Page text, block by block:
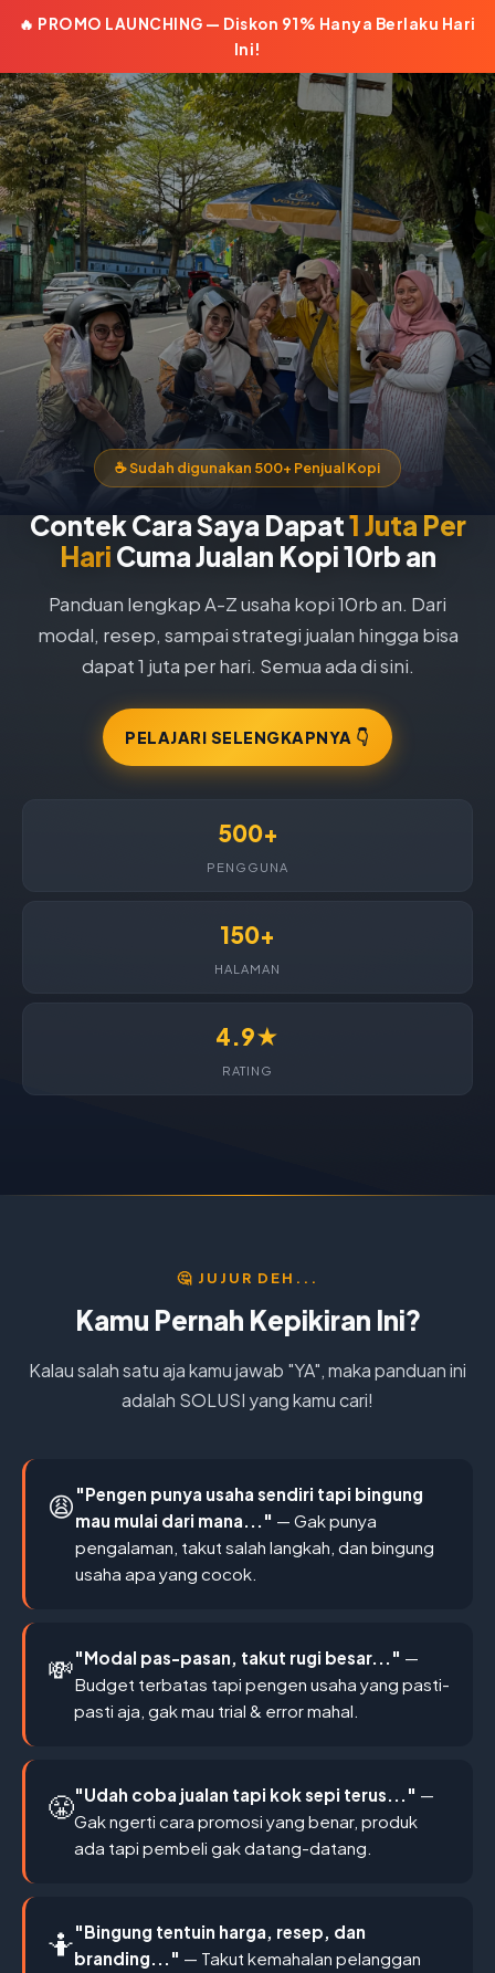
🔥 PROMO LAUNCHING — Diskon 91% Hanya Berlaku Hari
Ini!
☕ Sudah digunakan 500+ Penjual Kopi
Contek Cara Saya Dapat1 Juta Per
Hari Cuma Jualan Kopi 10rb an
Panduan lengkap A-Z usaha kopi 10rb an. Dari
modal, resep, sampai strategi jualan hingga bisa
dapat 1 juta per hari. Semua ada di sini.
PELAJARI SELENGKAPNYA 👇
500+
PENGGUNA
150+
HALAMAN
4.9★
RATING
🤔 JUJUR DEH...
Kamu Pernah Kepikiran Ini?
Kalau salah satu aja kamu jawab "YA", maka panduan ini
adalah SOLUSI yang kamu cari!
😩 "Pengen punya usaha sendiri tapi bingung
mau mulai dari mana..." — Gak punya
pengalaman, takut salah langkah, dan bingung
usaha apa yang cocok.
💸"Modal pas-pasan, takut rugi besar..." —
Budget terbatas tapi pengen usaha yang pasti-
pasti aja, gak mau trial & error mahal.
😤"Udah coba jualan tapi kok sepi terus..." —
Gak ngerti cara promosi yang benar, produk
ada tapi pembeli gak datang-datang.
🤷"Bingung tentuin harga, resep, dan
branding..." — Takut kemahalan pelanggan